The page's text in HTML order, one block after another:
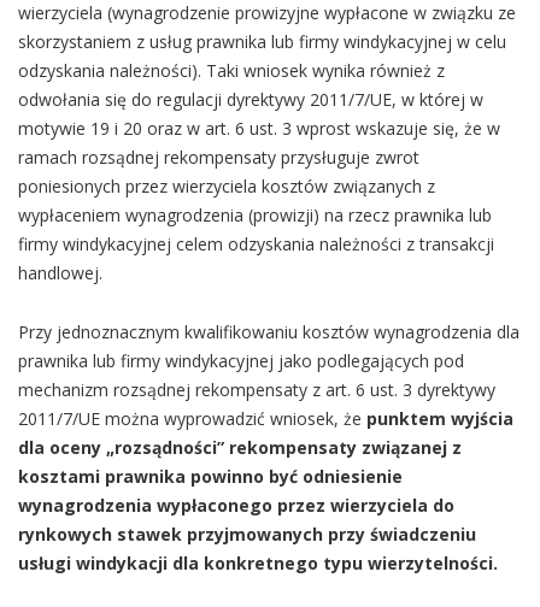
wierzyciela (wynagrodzenie prowizyjne wypłacone w związku ze
skorzystaniem z usług prawnika lub firmy windykacyjnej w celu
odzyskania należności). Taki wniosek wynika również z
odwołania się do regulacji dyrektywy 2011/7/UE, w której w
motywie 19 i 20 oraz w art. 6 ust. 3 wprost wskazuje się, że w
ramach rozsądnej rekompensaty przysługuje zwrot
poniesionych przez wierzyciela kosztów związanych z
wypłaceniem wynagrodzenia (prowizji) na rzecz prawnika lub
firmy windykacyjnej celem odzyskania należności z transakcji
handlowej.
Przy jednoznacznym kwalifikowaniu kosztów wynagrodzenia dla
prawnika lub firmy windykacyjnej jako podlegających pod
mechanizm rozsądnej rekompensaty z art. 6 ust. 3 dyrektywy
2011/7/UE można wyprowadzić wniosek, że punktem wyjścia
dla oceny „rozsądności” rekompensaty związanej z
kosztami prawnika powinno być odniesienie
wynagrodzenia wypłaconego przez wierzyciela do
rynkowych stawek przyjmowanych przy świadczeniu
usługi windykacji dla konkretnego typu wierzytelności.